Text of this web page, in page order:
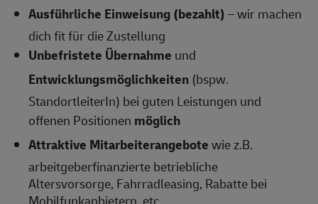
Ausführliche Einweisung (bezahlt)– wir machen
dich fit für die Zustellung
Unbefristete Übernahme und
Entwicklungsmöglichkeiten (bspw.
StandortleiterIn) bei guten Leistungen und
offenen Positionen möglich
Attraktive Mitarbeiterangebotewie z.B.
arbeitgeberfinanzierte betriebliche
Altersvorsorge, Fahrradleasing, Rabatte bei